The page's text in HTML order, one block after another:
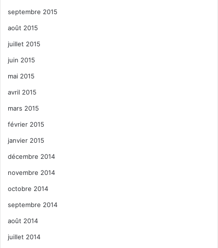
septembre 2015
août 2015
juillet 2015
juin 2015
mai 2015
avril 2015
mars 2015
février 2015
janvier 2015
décembre 2014
novembre 2014
octobre 2014
septembre 2014
août 2014
juillet 2014